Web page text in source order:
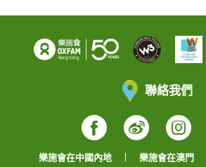
聯絡我們
Facebook
Weibo
樂施會在中國內地 樂施會在澳門